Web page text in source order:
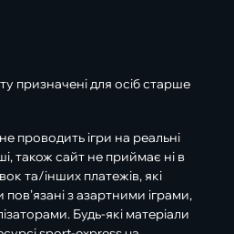
призначені для осіб старше
проводить ігри на реальні
також сайт не приймає ні в
та/інших платежів, які
з азартними іграми,
Будь-які матеріали